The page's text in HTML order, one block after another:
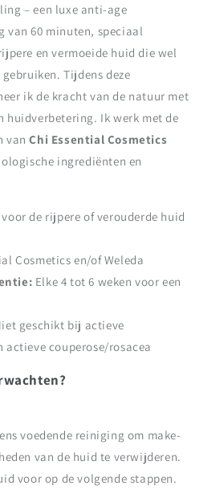
– een luxe anti-age
van 60 minuten, speciaal
en vermoeide huid die wel
Tijdens deze
ik de kracht van de natuur met
huidverbetering. Ik werk met de
vanChi Essential Cosmetics
ingrediënten en
de rijpere of verouderde huid
Cosmetics en/of Weleda
Elke 4 tot 6 weken voor een
geschikt bij actieve
actieve couperose/rosacea
voedende reiniging om make-
van de huid te verwijderen.
voor op de volgende stappen.